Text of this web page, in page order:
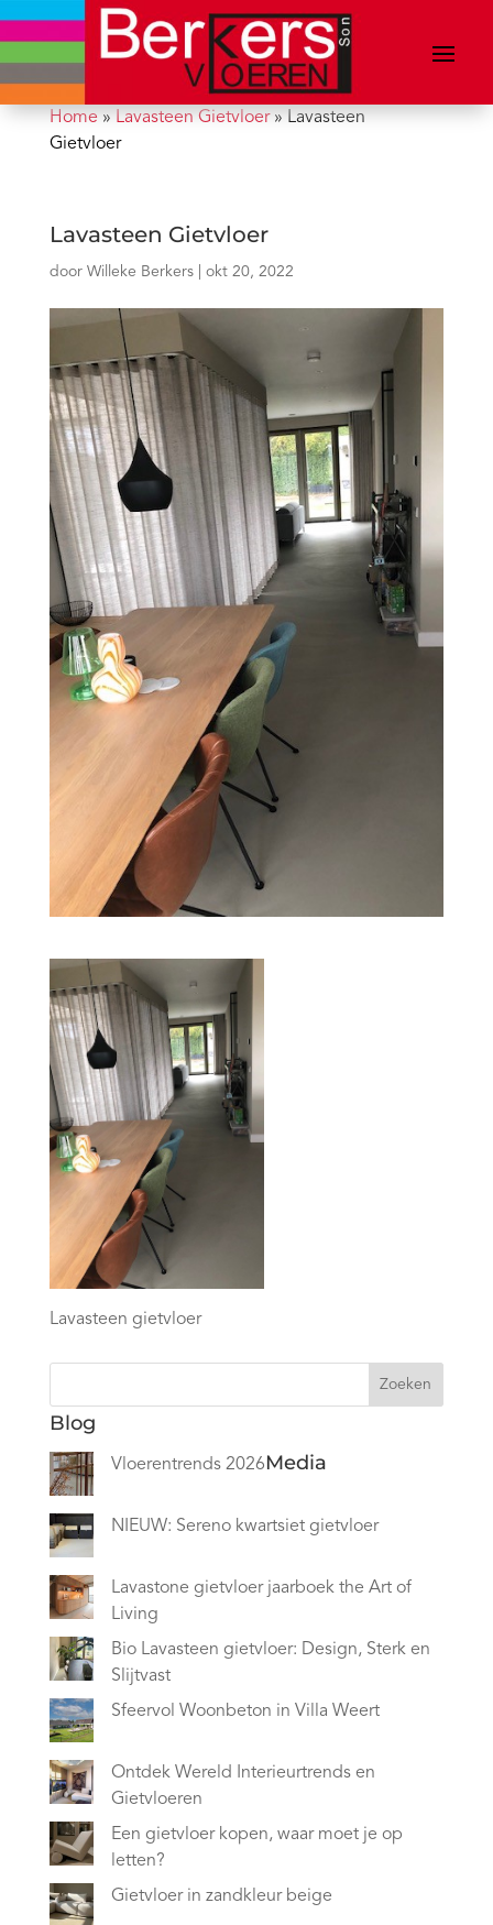
Home» Lavasteen Gietvloer» Lavasteen
Gietvloer
Lavasteen Gietvloer
door Willeke Berkers| okt 20, 2022
Lavasteen gietvloer
Zoeken
Blog
Vloerentrends 2026
NIEUW: Sereno kwartsiet gietvloer
Lavastone gietvloer jaarboek the Art of
Living
Bio Lavasteen gietvloer: Design, Sterk en
Slijtvast
Sfeervol Woonbeton in Villa Weert
Ontdek Wereld Interieurtrends en
Gietvloeren
Een gietvloer kopen, waar moet je op
letten?
Gietvloer in zandkleur beige
Media